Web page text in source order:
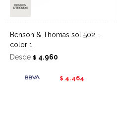
Benson & Thomas sol 502 -
color 1
Desde $ 4.960
$ 4.464